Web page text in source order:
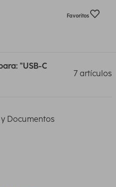
Favoritos
"USB-C
7 artículos
Documentos